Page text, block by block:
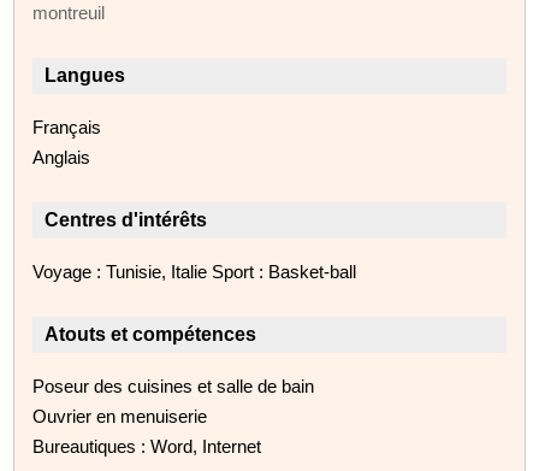
montreuil
Langues
Français
Anglais
Centres d'intérêts
Voyage : Tunisie, Italie Sport : Basket-ball
Atouts et compétences
Poseur des cuisines et salle de bain
Ouvrier en menuiserie
Bureautiques : Word, Internet